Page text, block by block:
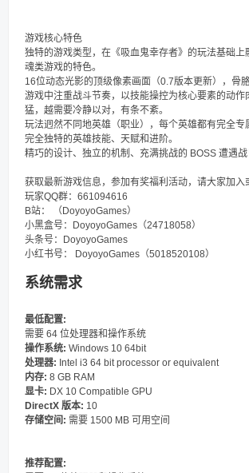
游戏核心特色
独特的游戏类型，在《吸血鬼幸存者》的玩法基础上
魂类游戏的特色。
16位动态光影的顶级像素画面（0.7版本更新），骨
游戏中注重战斗节奏，以技能操控为核心要素的动作
猛，越需要冷静以对，有条不紊。
玩法迥然不同地英雄（职业），每个英雄都有完全专
完全独特的英雄技能、天赋和进阶。
精巧的设计、独立的机制、充满挑战的 BOSS 遭遇战
获取最新游戏信息，参加有奖福利活动，请大家加入
玩家QQ群：661094616
B站： （DoyoyoGames）
小黑盒号：DoyoyoGames（24718058）
头条号：DoyoyoGames
小红书号： DoyoyoGames（5018520108）
系统需求
最低配置:
需要 64 位处理器和操作系统
操作系统: Windows 10 64bit
处理器: Intel i3 64 bit processor or equivalent
内存: 8 GB RAM
显卡: DX 10 Compatible GPU
DirectX 版本: 10
存储空间: 需要 1500 MB 可用空间
推荐配置: